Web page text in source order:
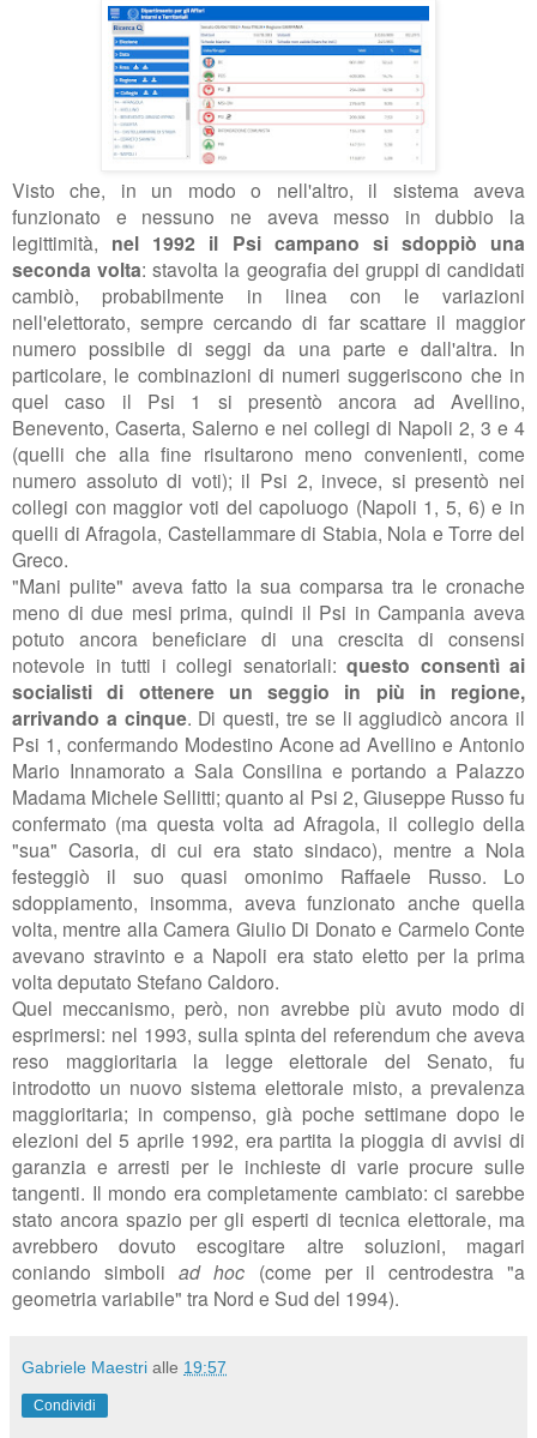
Visto che, in un modo o nell'altro, il sistema aveva
funzionato e nessuno ne aveva messo in dubbio la
legittimità, nel 1992 il Psi campano si sdoppiò una
seconda volta: stavolta la geografia dei gruppi di candidati
cambiò, probabilmente in linea con le variazioni
nell'elettorato, sempre cercando di far scattare il maggior
numero possibile di seggi da una parte e dall'altra. In
particolare, le combinazioni di numeri suggeriscono che in
quel caso il Psi 1 si presentò ancora ad Avellino,
Benevento, Caserta, Salerno e nei collegi di Napoli 2, 3 e 4
(quelli che alla fine risultarono meno convenienti, come
numero assoluto di voti); il Psi 2, invece, si presentò nei
collegi con maggior voti del capoluogo (Napoli 1, 5, 6) e in
quelli di Afragola, Castellammare di Stabia, Nola e Torre del
Greco.
"Mani pulite" aveva fatto la sua comparsa tra le cronache
meno di due mesi prima, quindi il Psi in Campania aveva
potuto ancora beneficiare di una crescita di consensi
notevole in tutti i collegi senatoriali: questo consentì ai
socialisti di ottenere un seggio in più in regione,
arrivando a cinque. Di questi, tre se li aggiudicò ancora il
Psi 1, confermando Modestino Acone ad Avellino e Antonio
Mario Innamorato a Sala Consilina e portando a Palazzo
Madama Michele Sellitti; quanto al Psi 2, Giuseppe Russo fu
confermato (ma questa volta ad Afragola, il collegio della
"sua" Casoria, di cui era stato sindaco), mentre a Nola
festeggiò il suo quasi omonimo Raffaele Russo. Lo
sdoppiamento, insomma, aveva funzionato anche quella
volta, mentre alla Camera Giulio Di Donato e Carmelo Conte
avevano stravinto e a Napoli era stato eletto per la prima
volta deputato Stefano Caldoro.
Quel meccanismo, però, non avrebbe più avuto modo di
esprimersi: nel 1993, sulla spinta del referendum che aveva
reso maggioritaria la legge elettorale del Senato, fu
introdotto un nuovo sistema elettorale misto, a prevalenza
maggioritaria; in compenso, già poche settimane dopo le
elezioni del 5 aprile 1992, era partita la pioggia di avvisi di
garanzia e arresti per le inchieste di varie procure sulle
tangenti. Il mondo era completamente cambiato: ci sarebbe
stato ancora spazio per gli esperti di tecnica elettorale, ma
avrebbero dovuto escogitare altre soluzioni, magari
coniando simboliad hoc (come per il centrodestra "a
geometria variabile" tra Nord e Sud del 1994).
Gabriele Maestri alle 19:57
Condividi